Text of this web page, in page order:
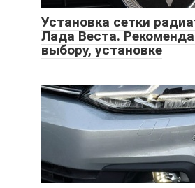
Установка сетки
Лада Веста.
выбору, установке